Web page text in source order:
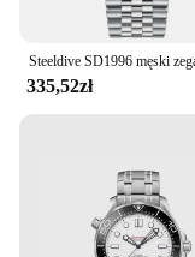
335,52zł